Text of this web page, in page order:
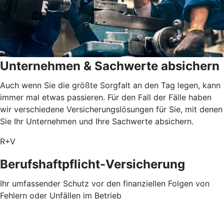
Unternehmen & Sachwerte absichern
Auch wenn Sie die größte Sorgfalt an den Tag legen, kann
immer mal etwas passieren. Für den Fall der Fälle haben
wir verschiedene Versicherungslösungen für Sie, mit denen
Sie Ihr Unternehmen und Ihre Sachwerte absichern.
R+V
Berufshaftpflicht-Versicherung
Ihr umfassender Schutz vor den finanziellen Folgen von
Fehlern oder Unfällen im Betrieb